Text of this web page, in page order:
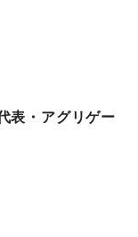
表・アグリゲー